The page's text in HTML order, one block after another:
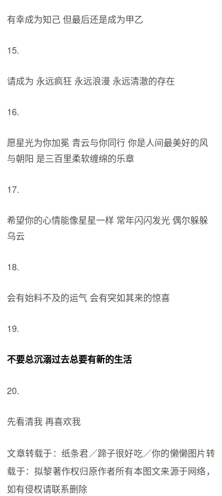
有幸成为知己 但最后还是成为甲乙
15.
请成为 永远疯狂 永远浪漫 永远清澈的存在
16.
愿星光为你加冕 青云与你同行 你是人间最美好的风
与朝阳 是三百里柔软缠绵的乐章
17.
希望你的心情能像星星一样 常年闪闪发光 偶尔躲躲
乌云
18.
会有始料不及的运气 会有突如其来的惊喜
19.
不要总沉溺过去总要有新的生活
20.
先看清我 再喜欢我
文章转载于：纸条君／蹄子很好吃／你的懒懒图片转
载于：拟黎著作权归原作者所有本图文来源于网络，
如有侵权请联系删除